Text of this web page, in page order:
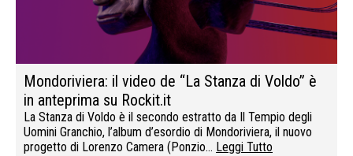
Mondoriviera: il video de “La Stanza di Voldo” è
in anteprima su Rockit.it
La Stanza di Voldo è il secondo estratto da Il Tempio degli
Uomini Granchio, l’album d’esordio di Mondoriviera, il nuovo
progetto di Lorenzo Camera (Ponzio… Leggi Tutto